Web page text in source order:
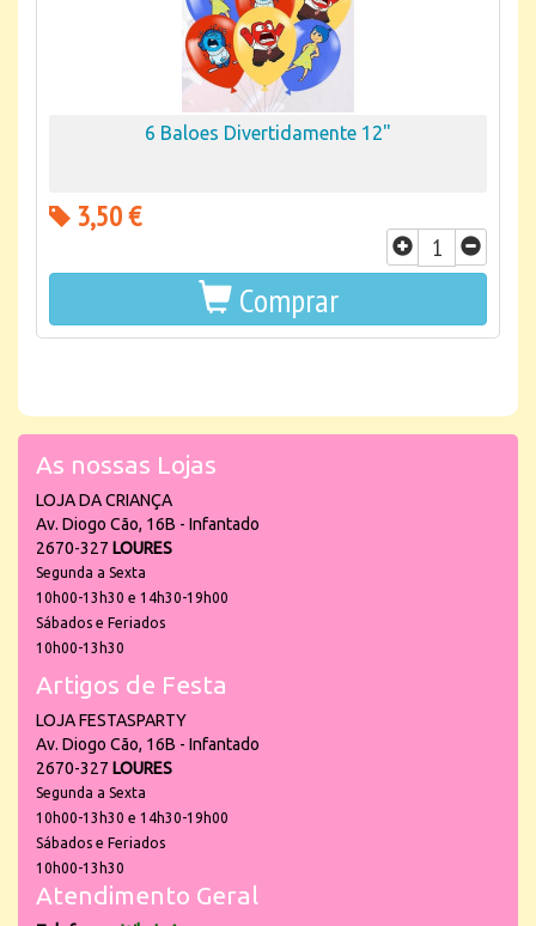
6 Baloes Divertidamente 12"
3,50 €
Comprar
As nossas Lojas
LOJA DA CRIANÇA
Av. Diogo Cão, 16B - Infantado
2670-327 LOURES
Segunda a Sexta
10h00-13h30 e 14h30-19h00
Sábados e Feriados
10h00-13h30
Artigos de Festa
LOJA FESTASPARTY
Av. Diogo Cão, 16B - Infantado
2670-327 LOURES
Segunda a Sexta
10h00-13h30 e 14h30-19h00
Sábados e Feriados
10h00-13h30
Atendimento Geral